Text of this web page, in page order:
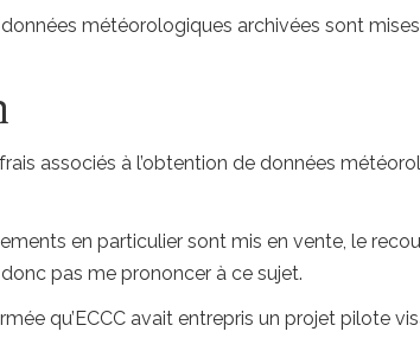
météorologiques archivées sont
associés à l’obtention de données
en particulier sont mis en vente, le
pas me prononcer à ce sujet.
qu’ECCC avait entrepris un projet pilote